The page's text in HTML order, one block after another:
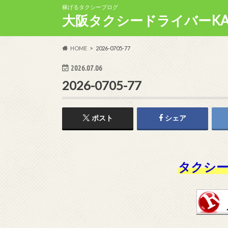
稼げるタクシーブログ
大阪タクシードライバー
HOME 2026-0705-77
2026.07.06
2026-0705-77
ポスト シェア
タクシ